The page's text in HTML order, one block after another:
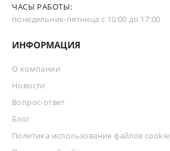
ЧАСЫ РАБОТЫ:
понедельник-пятница с 10:00 до 17:00
ИНФОРМАЦИЯ
О компании
Новости
Вопрос-ответ
Блог
Политика использования файлов cookie